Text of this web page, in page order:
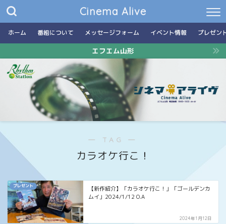
Cinema Alive
ホーム 番組について メッセージフォーム イベント情報 プレゼン
エフエム山形
― TAG ―
カラオケ行こ！
プレゼント
【新作紹介】「カラオケ行こ！」「ゴールデンカ
ムイ」2024/1/12 O.A
2024年1月12日